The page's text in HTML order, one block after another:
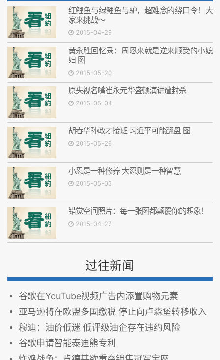
红鲤鱼与绿鲤鱼与驴，超难念的绕口令！大
家来挑战～
2015-04-29
黄永胜回忆录：周恩来就是逆来顺受的小媳
妇 图
2015-05-20
原央视名嘴崔永元华盛顿演讲遭封杀
2015-05-04
胡春华孙政才接班 习近平可能翻盘 图
2015-05-26
小忍是一种修养 大忍则是一种智慧
2015-05-03
错觉空间照片：每一张图都颠覆你的想象！
2015-04-27
过往新闻
谷歌在YouTube视频广告内添置购物元素
亚马逊将在欧盟多国缴税 停止向卢森堡转移收入
穆迪：油价低迷 低评级油企存在违约风险
谷歌申请智能泰迪熊专利